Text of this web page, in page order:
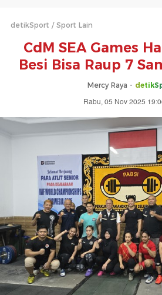
detikSport Sport Lain
CdM SEA Games
Besi Bisa Raup 7
Mercy Raya -
Rabu, 05 Nov 2025